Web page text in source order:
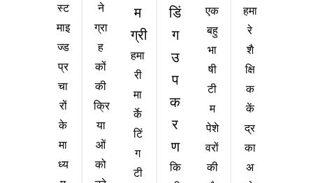
स्ट
माइ
ज्ड
प्र
चा
रों
के
मा
ध्य
ने
ग्रा
ह
कों
की
क्रि
या
ओं
को
म
ग्री
हमा
री
मा
र्के
टिं
ग
टी
डिं
ग
उ
प
क
र
ण
कि
एक
बहु
भा
षी
टी
म
पेशे
वरों
की
हमा
रे
शै
क्षि
क
कें
द्र
का
अ